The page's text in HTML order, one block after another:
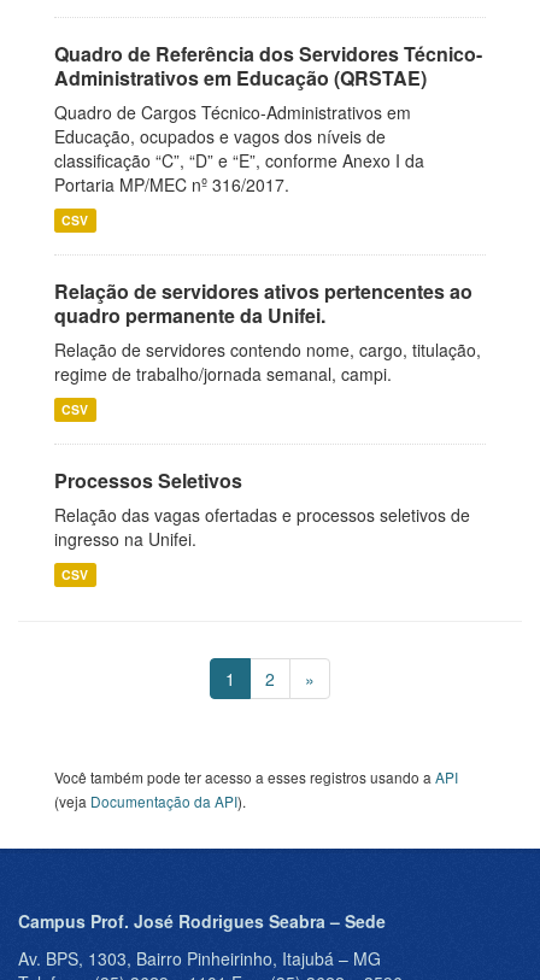
Quadro de Referência dos Servidores Técnico-
Administrativos em Educação (QRSTAE)
Quadro de Cargos Técnico-Administrativos em
Educação, ocupados e vagos dos níveis de
classificação “C”, “D” e “E”, conforme Anexo I da
Portaria MP/MEC nº 316/2017.
CSV
Relação de servidores ativos pertencentes ao
quadro permanente da Unifei.
Relação de servidores contendo nome, cargo, titulação,
regime de trabalho/jornada semanal, campi.
CSV
Processos Seletivos
Relação das vagas ofertadas e processos seletivos de
ingresso na Unifei.
CSV
1 2 »
Você também pode ter acesso a esses registros usando a API
(veja Documentação da API).
Campus Prof. José Rodrigues Seabra – Sede
Av. BPS, 1303, Bairro Pinheirinho, Itajubá – MG